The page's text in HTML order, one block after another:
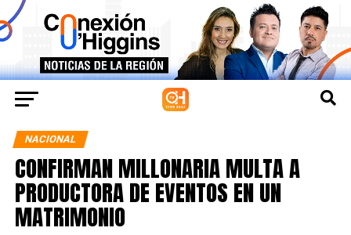
NACIONAL
CONFIRMAN MILLONARIA MULTA A
PRODUCTORA DE EVENTOS EN UN
MATRIMONIO